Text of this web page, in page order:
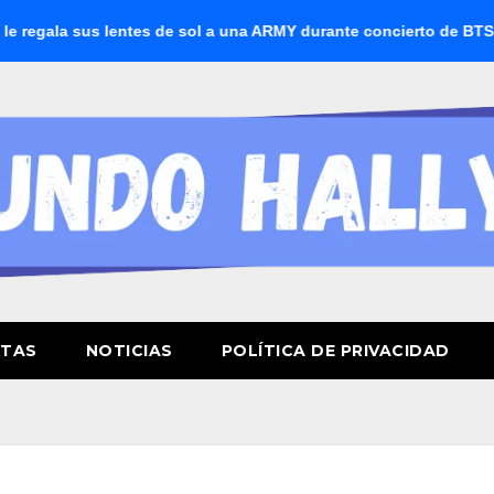
de sol a una ARMY durante concierto de BTS BTS
NOTICIAS POLÍTICA DE PRIVACIDAD